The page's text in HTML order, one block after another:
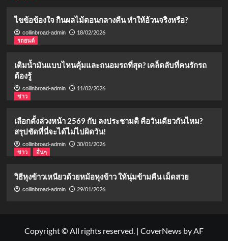
ไขข้อข้องใจ กินผลไม้ตอนกลางคืน ทำให้อ้วนจริงหรือ?
collinbroad-admin
18/02/2026
รถยนต์
เติมน้ำมันแบบไหนคุ้มและถนอมรถที่สุด? เคล็ดลับที่คนรักรถ
ต้องรู้
collinbroad-admin
11/02/2026
ข่าว
เลือกตั้งล่วงหน้า 2569 กับ ลงประชามติ คือวันเดียวกันไหม?
สรุปชัดที่นี่จะได้ไม่ไปผิดวัน!
collinbroad-admin
30/01/2026
ข่าว
อื่นๆ
วิธีหุงข้าวเหนียวด้วยหม้อหุงข้าว ให้นุ่มข้ามคืน เม็ดสวย
collinbroad-admin 29/01/2026
Copyright © All rights reserved. | CoverNews by AF